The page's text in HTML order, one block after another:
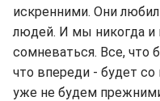
искренними. Они
людей. И мы никогда и
сомневаться. Все, что
что впереди - будет
уже не будем